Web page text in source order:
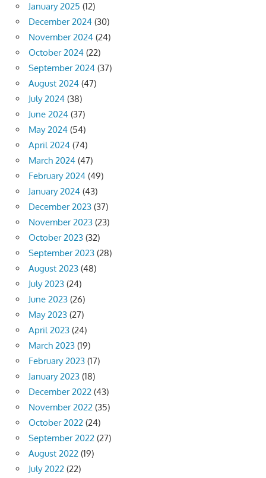
January 2025 (12)
December 2024 (30)
November 2024 (24)
October 2024 (22)
September 2024 (37)
August 2024 (47)
July 2024 (38)
June 2024 (37)
May 2024 (54)
April 2024 (74)
March 2024 (47)
February 2024 (49)
January 2024 (43)
December 2023 (37)
November 2023 (23)
October 2023 (32)
September 2023 (28)
August 2023 (48)
July 2023 (24)
June 2023 (26)
May 2023 (27)
April 2023 (24)
March 2023 (19)
February 2023 (17)
January 2023 (18)
December 2022 (43)
November 2022 (35)
October 2022 (24)
September 2022 (27)
August 2022 (19)
July 2022 (22)